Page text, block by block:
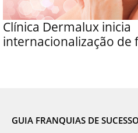
Clínica Dermalux inicia
internacionalização de
GUIA FRANQUIAS DE SUCESSO